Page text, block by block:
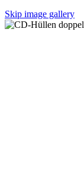
Skip image gallery